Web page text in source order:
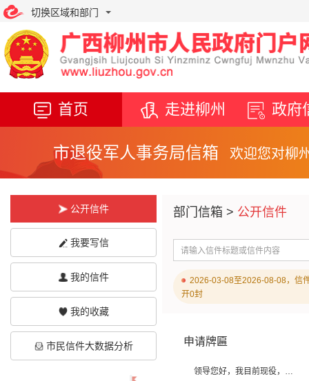
切换区域和部门
首页 走进柳州 政府
市退役军人事务局信箱 欢迎您对柳
提出意见和建议！
公开信件
我要写信
我的信件
我的收藏
市民信件大数据分析
部门信箱 > 公开信件
自
请输入信件标题或信件内容
2026-03-08至2026-08-08，信
开0封
申请牌匾
领导您好，我目前现役，能否给家属发放一张“光荣家属”牌匾